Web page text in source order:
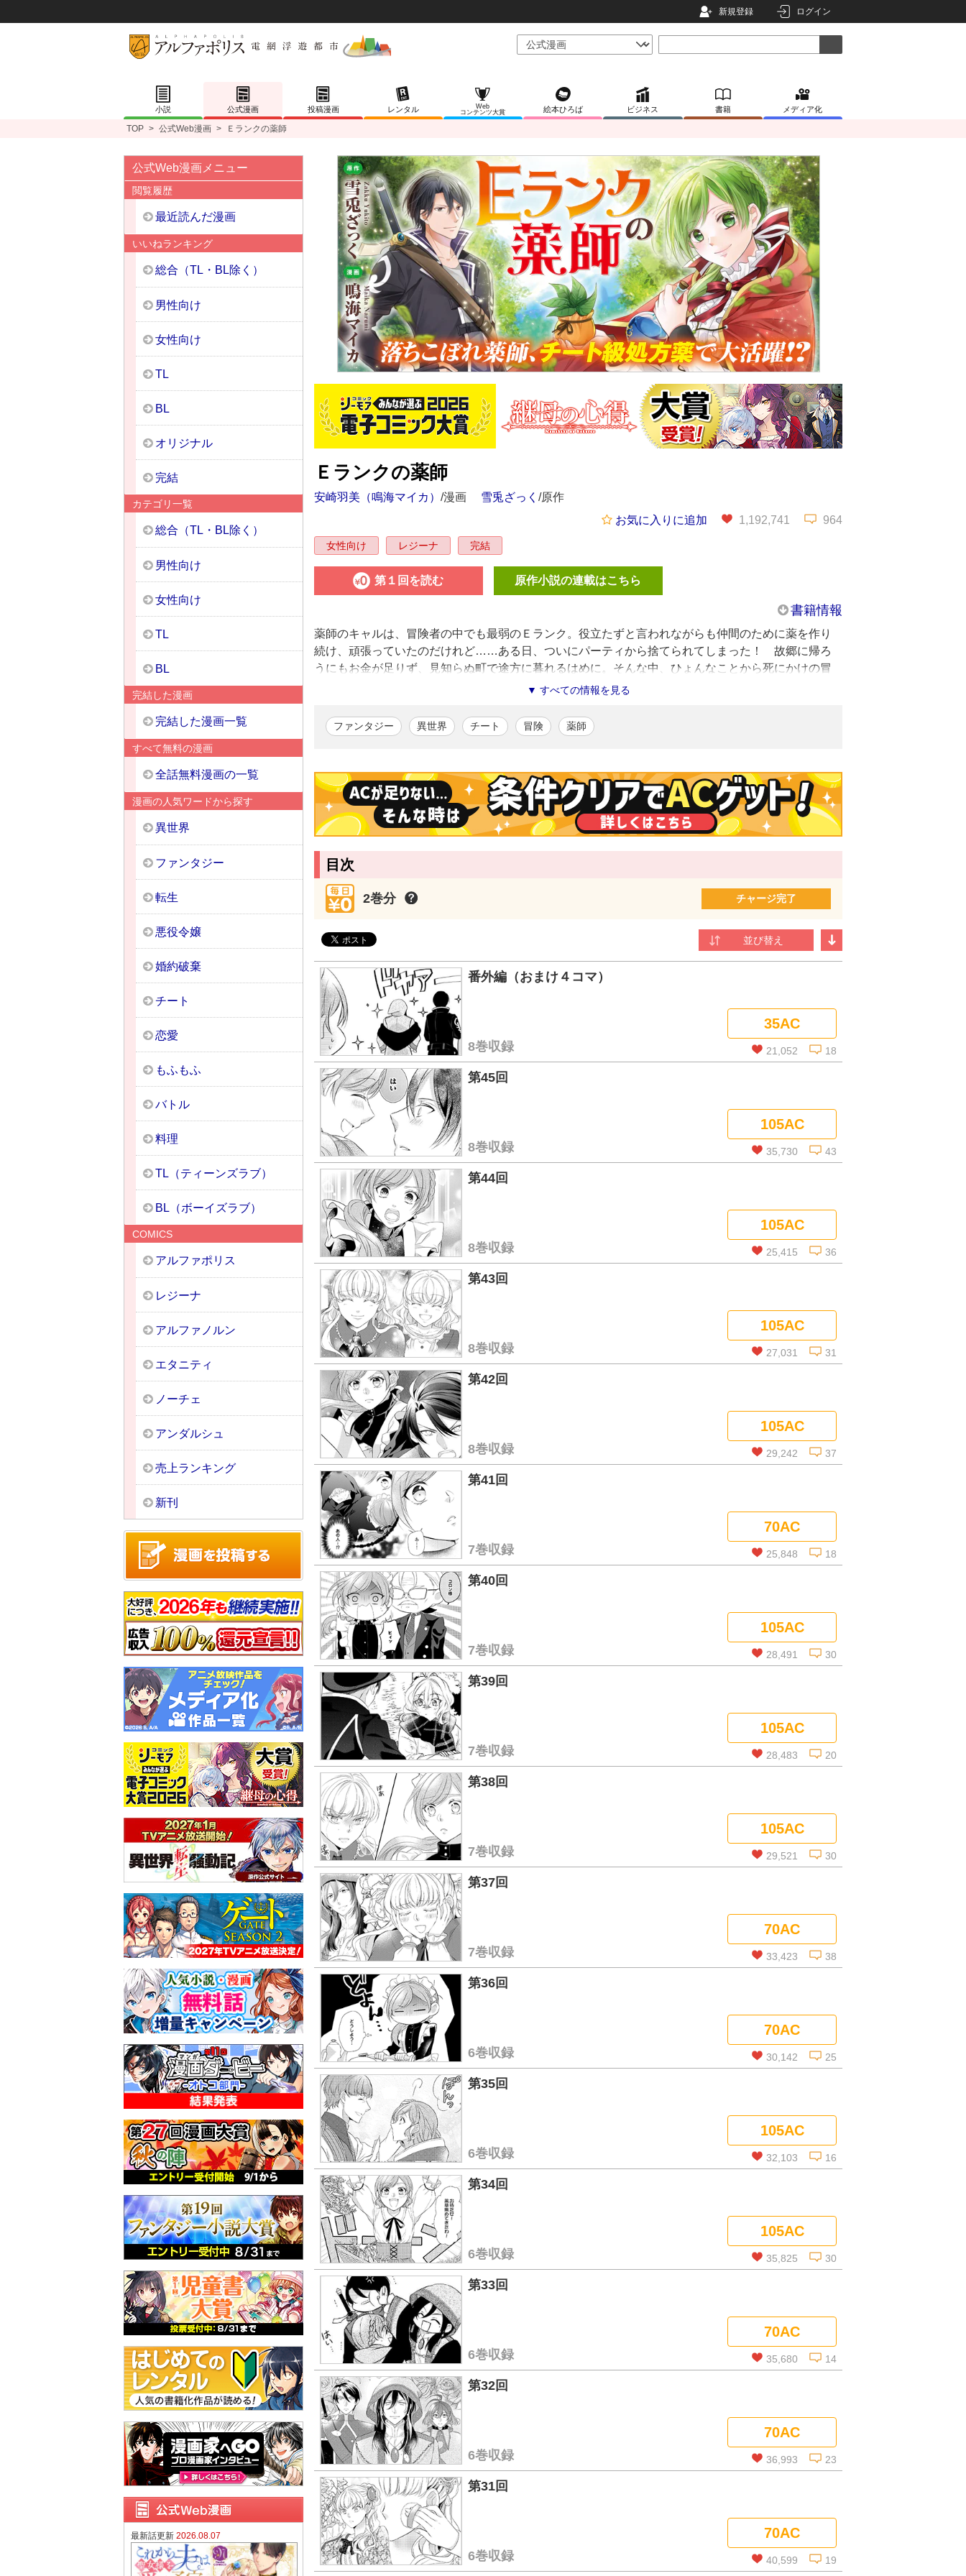
新規登録 ログイン
小説 公式漫画 投稿漫画 レンタル
Web
コンテンツ大賞
絵本ひろば ビジネス 書籍 メディア化
TOP > 公式Web漫画 > Ｅランクの薬師
Ｅランクの薬師
安崎羽美（鳴海マイカ） /漫画 雪兎ざっく /原作
お気に入りに追加
1,192,741 964
女性向け レジーナ 完結
第１回を読む 原作小説の連載はこちら
書籍情報
薬師のキャルは、冒険者の中でも最弱のＥランク。役立たずと言われながらも仲間のために薬を作り
続け、頑張っていたのだけれど……ある日、ついにパーティから捨てられてしまった！ 故郷に帰ろ
うにもお金が足りず、見知らぬ町で途方に暮れるはめに。そんな中、ひょんなことから死にかけの冒
険者・カイドに出会ったキャルは、彼に治療を施し自作の薬を渡す。すると、なぜかその薬を大絶賛
安崎羽美（鳴海マイカ）/漫画
（企画・原案：ジークレスト、花とゆめCOMICS、全1巻）などがある。
雪兎ざっく/原作
福岡県出身。2015年より小説の執筆をはじめ、2016年に「好きなものは好きなんです！」で出版デビューに至
る。ヒロインが幸せになる小説が大好き。
▼ すべての情報を見る
ファンタジー 異世界 チート 冒険 薬師
目次
2巻分 チャージ完了
番外編（おまけ４コマ）
35AC
21,052 18
8巻収録
コメントを見る
第45回
105AC
35,730 43
8巻収録
コメントを見る
第44回
105AC
25,415 36
8巻収録
コメントを見る
第43回
105AC
27,031 31
8巻収録
コメントを見る
第42回
105AC
29,242 37
8巻収録
コメントを見る
第41回
70AC
25,848 18
7巻収録
コメントを見る
第40回
105AC
28,491 30
7巻収録
コメントを見る
第39回
105AC
28,483 20
7巻収録
コメントを見る
第38回
105AC
29,521 30
7巻収録
コメントを見る
第37回
70AC
33,423 38
7巻収録
コメントを見る
第36回
70AC
30,142 25
6巻収録
コメントを見る
第35回
105AC
32,103 16
6巻収録
コメントを見る
第34回
105AC
35,825 30
6巻収録
コメントを見る
第33回
70AC
35,680 14
6巻収録
コメントを見る
第32回
70AC
36,993 23
6巻収録
コメントを見る
第31回
70AC
40,599 19
6巻収録
公式Web漫画メニュー
閲覧履歴
最近読んだ漫画
いいねランキング
総合（TL・BL除く）
男性向け
女性向け
TL
BL
オリジナル
完結
カテゴリ一覧
総合（TL・BL除く）
男性向け
女性向け
TL
BL
完結した漫画
完結した漫画一覧
すべて無料の漫画
全話無料漫画の一覧
漫画の人気ワードから探す
異世界
ファンタジー
転生
悪役令嬢
婚約破棄
チート
恋愛
もふもふ
バトル
料理
TL（ティーンズラブ）
BL（ボーイズラブ）
COMICS
アルファポリス
レジーナ
アルファノルン
エタニティ
ノーチェ
アンダルシュ
売上ランキング
新刊
最新話更新 2026.08.07